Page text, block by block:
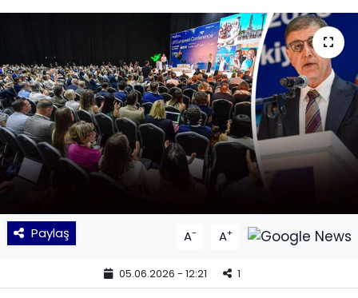
Paylaş A- A+
05.06.2026 - 12:21 1
POLİTİKA
SAĞLIK
Siyaset
SPOR
TEKNOLOJİ
Yaşam